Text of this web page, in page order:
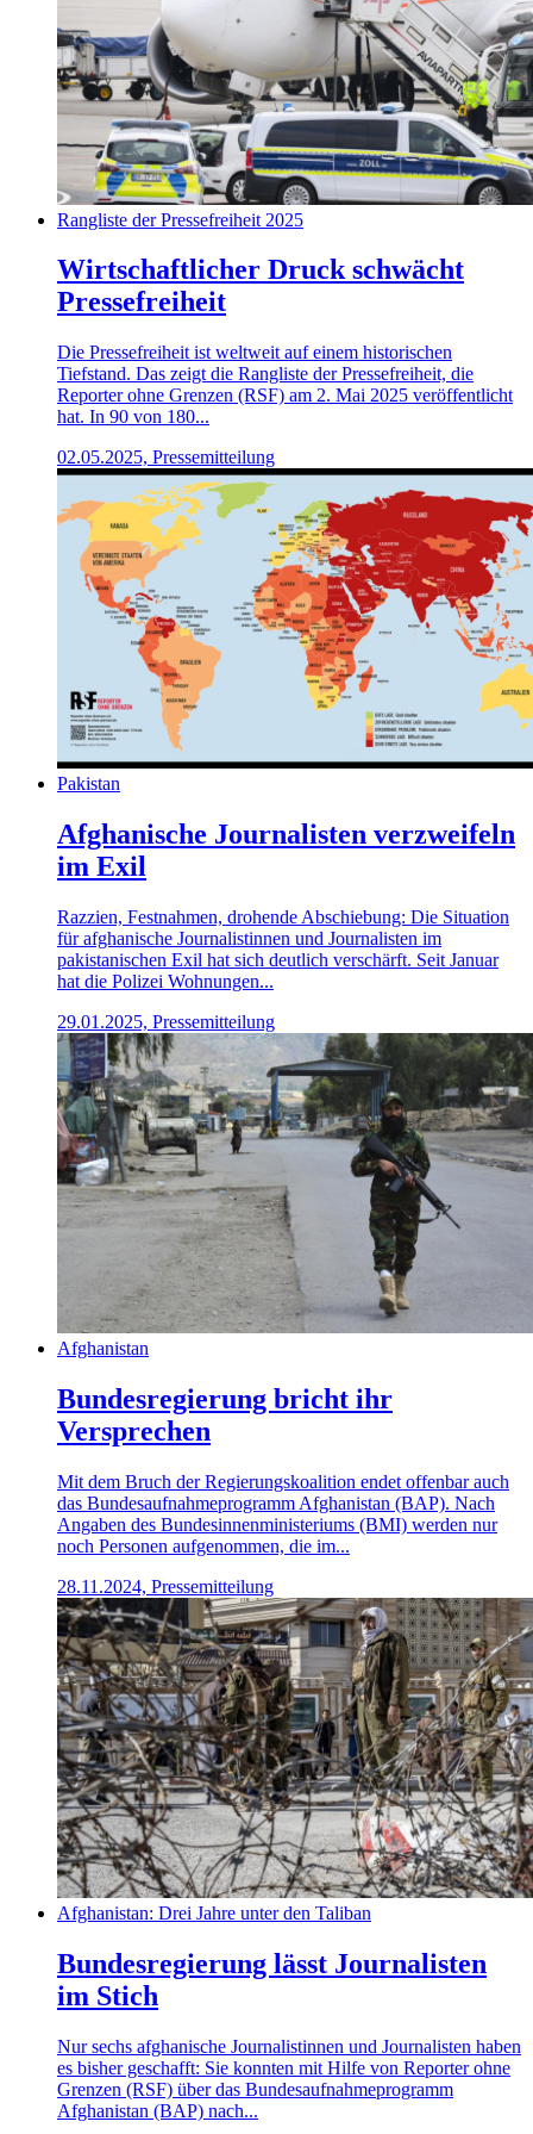
Rangliste der Pressefreiheit 2025
Wirtschaftlicher Druck schwächt
Pressefreiheit
Die Pressefreiheit ist weltweit auf einem historischen
Tiefstand. Das zeigt die Rangliste der Pressefreiheit, die
Reporter ohne Grenzen (RSF) am 2. Mai 2025 veröffentlicht
hat. In 90 von 180...
02.05.2025, Pressemitteilung
Pakistan
Afghanische Journalisten verzweifeln
im Exil
Razzien, Festnahmen, drohende Abschiebung: Die Situation
für afghanische Journalistinnen und Journalisten im
pakistanischen Exil hat sich deutlich verschärft. Seit Januar
hat die Polizei Wohnungen...
29.01.2025, Pressemitteilung
Afghanistan
Bundesregierung bricht ihr
Versprechen
Mit dem Bruch der Regierungskoalition endet offenbar auch
das Bundesaufnahmeprogramm Afghanistan (BAP). Nach
Angaben des Bundesinnenministeriums (BMI) werden nur
noch Personen aufgenommen, die im...
28.11.2024, Pressemitteilung
Afghanistan: Drei Jahre unter den Taliban
Bundesregierung lässt Journalisten
im Stich
Nur sechs afghanische Journalistinnen und Journalisten haben
es bisher geschafft: Sie konnten mit Hilfe von Reporter ohne
Grenzen (RSF) über das Bundesaufnahmeprogramm
Afghanistan (BAP) nach...